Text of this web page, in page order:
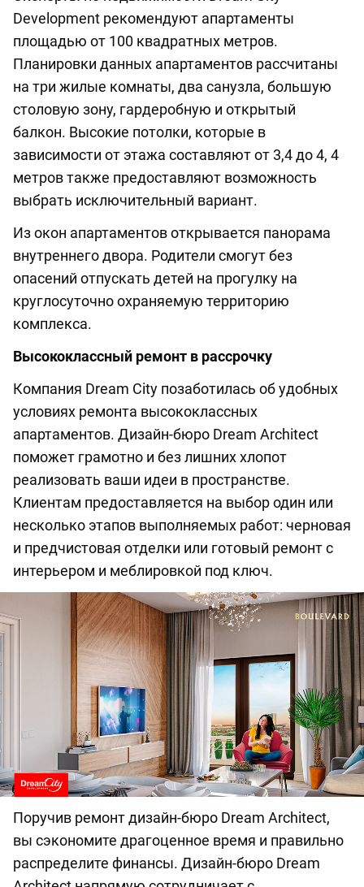
Development рекомендуют апартаменты
площадью от 100 квадратных метров.
Планировки данных апартаментов рассчитаны
на три жилые комнаты, два санузла, большую
столовую зону, гардеробную и открытый
балкон. Высокие потолки, которые в
зависимости от этажа составляют от 3,4 до 4, 4
метров также предоставляют возможность
выбрать исключительный вариант.
Из окон апартаментов открывается панорама
внутреннего двора. Родители смогут без
опасений отпускать детей на прогулку на
круглосуточно охраняемую территорию
комплекса.
Высококлассный ремонт в рассрочку
Компания Dream City позаботилась об удобных
условиях ремонта высококлассных
апартаментов. Дизайн-бюро Dream Architect
поможет грамотно и без лишних хлопот
реализовать ваши идеи в пространстве.
Клиентам предоставляется на выбор один или
несколько этапов выполняемых работ: черновая
и предчистовая отделки или готовый ремонт с
интерьером и меблировкой под ключ.
Поручив ремонт дизайн-бюро Dream Architect,
вы сэкономите драгоценное время и правильно
распределите финансы. Дизайн-бюро Dream